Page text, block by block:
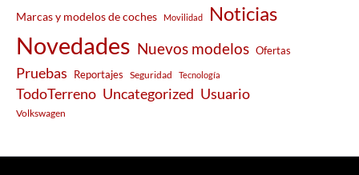
Marcas y modelos de coches Movilidad Noticias
Novedades Nuevos modelos Ofertas
Pruebas Reportajes Seguridad Tecnología
TodoTerreno Uncategorized Usuario
Volkswagen